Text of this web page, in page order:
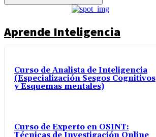
Aprende Inteligencia
Curso de Analista de Inteligencia
(Especialización Sesgos Cognitivos
y Esquemas mentales)
Curso de Experto en OSINT: